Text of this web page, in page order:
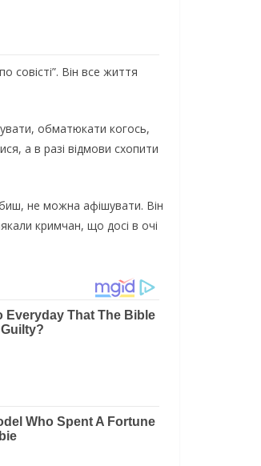
совісті”. Він все життя
обматюкати когось,
а в разі відмови схопити
не можна афішувати. Він
кримчан, що досі в очі